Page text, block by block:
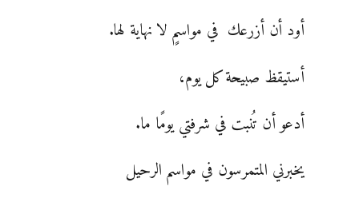
أود أن أزرعك في مواسمٍ لا نهاية لها.
أستيقظ صبيحة كل يوم،
أدعو أن تُنبت في شرفتي يومًا ما.
يخبرني المتمرسون في مواسم الرحيل